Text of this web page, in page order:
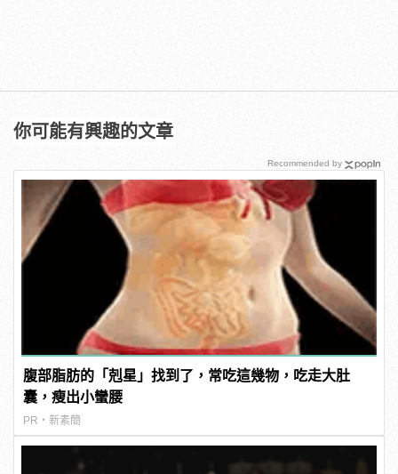
你可能有興趣的文章
腹部脂肪的「剋星」找到了，常吃這幾物，吃走大肚
囊，瘦出小蠻腰
PR・新素簡
Recommended by